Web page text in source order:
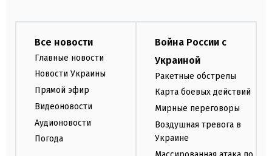
Все новости
Главные новости
Новости Украины
Прямой эфир
Видеоновости
Аудионовости
Погода
Война России с
Украиной
Ракетные обстрелы
Карта боевых действий
Мирные переговоры
Воздушная тревога в
Украине